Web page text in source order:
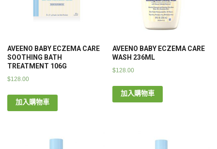
AVEENO BABY ECZEMA CARE
SOOTHING BATH
TREATMENT 106G
$128.00
加入購物車
AVEENO BABY ECZEMA CARE
WASH 236ML
$128.00
加入購物車